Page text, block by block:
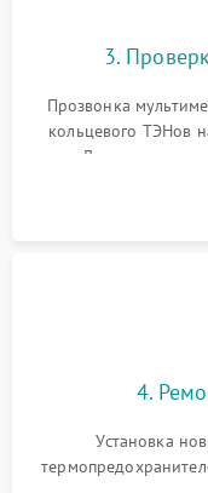
3.
Прозвонка
кольцевого ТЭНов
Диагностика
4.
Установка